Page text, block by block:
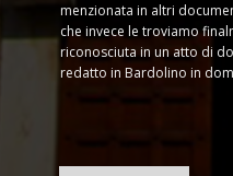
menzionata in altri
che invece le troviamo
riconosciuta in un atto di
redatto in Bardolino in